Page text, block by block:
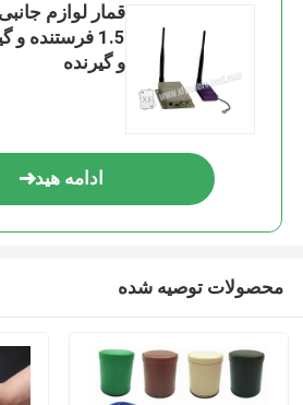
1.5 فرستنده
و گیرنده
ادامه هید
محصولات توصیه شده